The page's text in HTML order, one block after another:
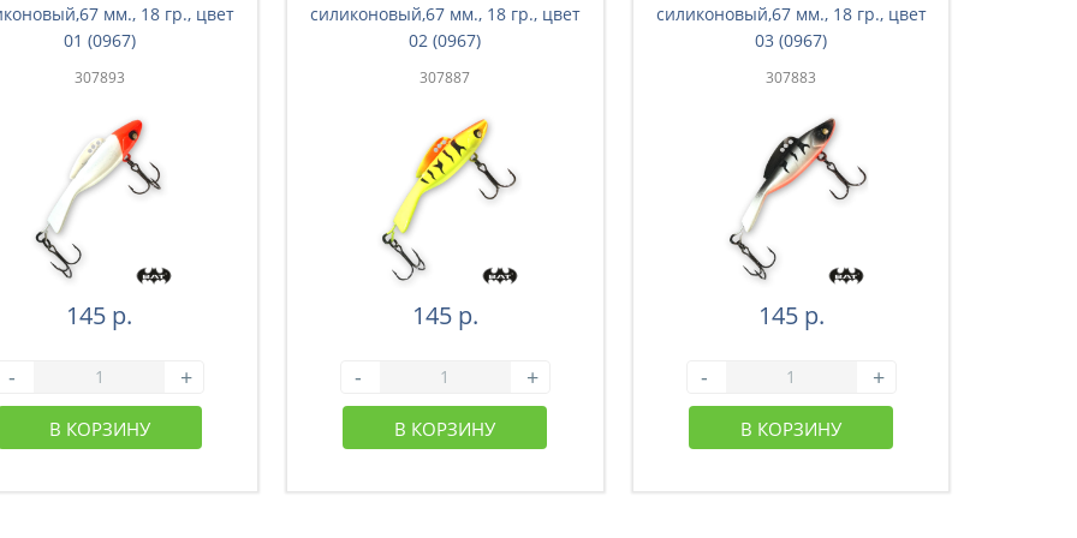
мм., 18 гр., цвет
01 (0967)
307893
145 р.
- +
В КОРЗИНУ
силиконовый,67 мм., 18 гр., цвет
02 (0967)
307887
145 р.
- +
В КОРЗИНУ
силиконовый,67 мм., 18 гр., цвет
03 (0967)
307883
145 р.
- +
В КОРЗИНУ